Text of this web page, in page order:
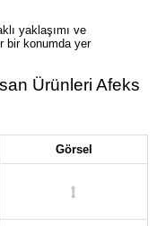
yaklaşımı ve
bir konumda yer
Ürünleri Afeks
Görsel